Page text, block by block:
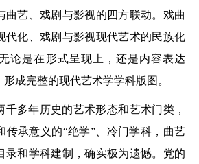
曲艺、戏剧与影视的四方联动。戏曲
代化、戏剧与影视现代艺术的民族化
论是在形式呈现上，还是内容表达
形成完整的现代艺术学学科版图。
千多年历史的艺术形态和艺术门类，
传承意义的“绝学”、冷门学科，曲艺
录和学科建制，确实极为遗憾。党的